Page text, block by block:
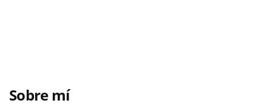
Sobre mí